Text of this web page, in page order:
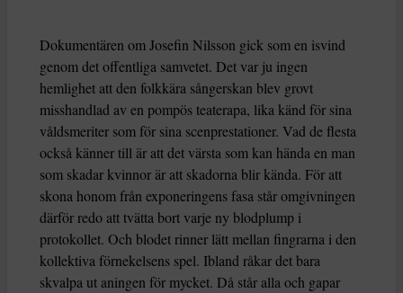
Dokumentären om Josefin Nilsson gick som en isvind
genom det offentliga samvetet. Det var ju ingen
hemlighet att den folkkära sångerskan blev grovt
misshandlad av en pompös teaterapa, lika känd för sina
våldsmeriter som för sina scenprestationer. Vad de flesta
också känner till är att det värsta som kan hända en man
som skadar kvinnor är att skadorna blir kända. För att
skona honom från exponeringens fasa står omgivningen
därför redo att tvätta bort varje ny blodplump i
protokollet. Och blodet rinner lätt mellan fingrarna i den
kollektiva förnekelsens spel. Ibland råkar det bara
skvalpa ut aningen för mycket. Då står alla och gapar